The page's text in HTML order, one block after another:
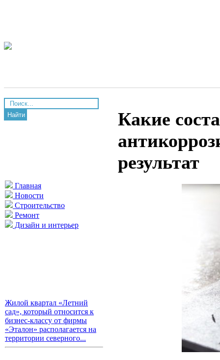
Найти
Главная
Новости
Строительство
Ремонт
Дизайн и интерьер
Жилой квартал «Летний
сад», который относится к
бизнес-классу от фирмы
«Эталон» располагается на
территории северного...
Какие
результат